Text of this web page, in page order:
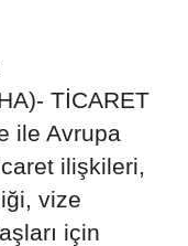
TİCARET
ile Avrupa
ilişkileri,
vize
için